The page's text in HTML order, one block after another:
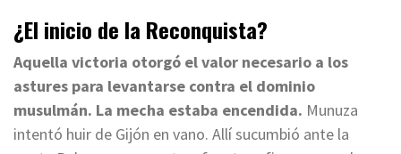
¿El inicio de la Reconquista?
Aquella victoria otorgó el valor necesario a los
astures para levantarse contra el dominio
musulmán. La mecha estaba encendida. Munuza
intentó huir de Gijón en vano. Allí sucumbió ante la